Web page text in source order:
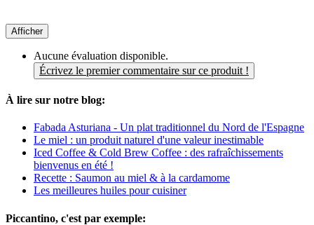
Afficher
Aucune évaluation disponible.
Écrivez le premier commentaire sur ce produit !
À lire sur notre blog:
Fabada Asturiana - Un plat traditionnel du Nord de l'Espagne
Le miel : un produit naturel d'une valeur inestimable
Iced Coffee & Cold Brew Coffee : des rafraîchissements
bienvenus en été !
Recette : Saumon au miel & à la cardamome
Les meilleures huiles pour cuisiner
Piccantino, c'est par exemple: